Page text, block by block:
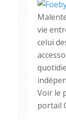
vie
celui
Voir le
portail